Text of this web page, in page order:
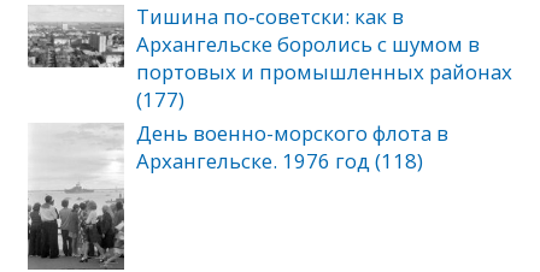
Тишина по‑советски: как в
Архангельске боролись с шумом в
портовых и промышленных районах
(177)
День военно-морского флота в
Архангельске. 1976 год (118)